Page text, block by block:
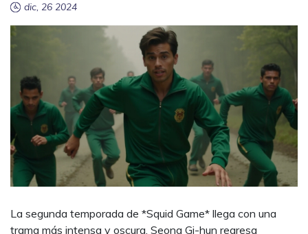
dic, 26 2024
La segunda temporada de *Squid Game* llega con una
trama más intensa y oscura. Seong Gi-hun regresa